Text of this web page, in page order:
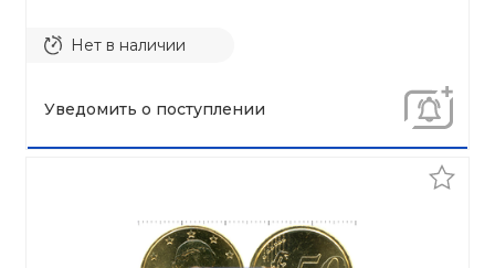
Нет в наличии
Уведомить о поступлении